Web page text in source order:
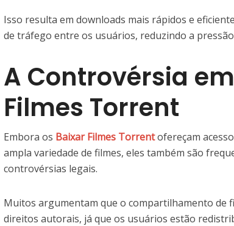
Isso resulta em downloads mais rápidos e
de tráfego entre os usuários, reduzindo a
A Controvérsia
Filmes Torrent
Embora os Baixar Filmes Torrentofereçam
ampla variedade de filmes, eles também são
controvérsias legais.
Muitos argumentam que o compartilhamento de
direitos autorais, já que os usuários estão